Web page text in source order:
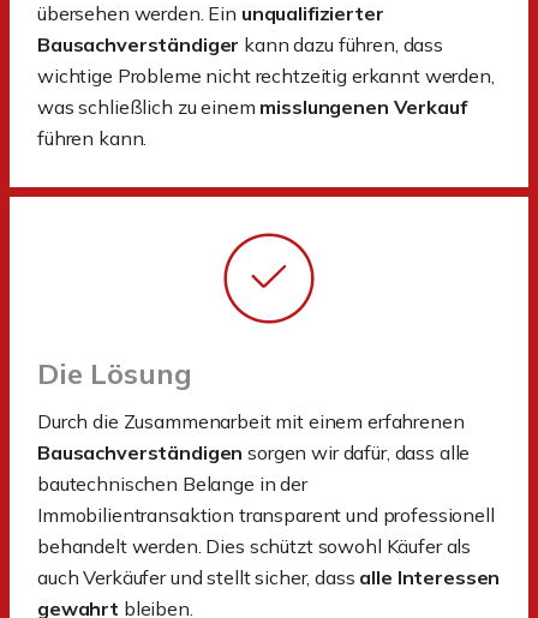
übersehen werden. Ein unqualifizierter
Bausachverständiger kann dazu führen, dass
wichtige Probleme nicht rechtzeitig erkannt werden,
was schließlich zu einem misslungenen Verkauf
führen kann.
Die Lösung
Durch die Zusammenarbeit mit einem erfahrenen
Bausachverständigen sorgen wir dafür, dass alle
bautechnischen Belange in der
Immobilientransaktion transparent und professionell
behandelt werden. Dies schützt sowohl Käufer als
auch Verkäufer und stellt sicher, dass alle Interessen
gewahrt bleiben.